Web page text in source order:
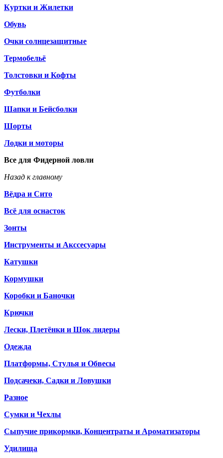
Куртки и Жилетки
Обувь
Очки солнцезащитные
Термобельё
Толстовки и Кофты
Футболки
Шапки и Бейсболки
Шорты
Лодки и моторы
Все для Фидерной ловли
Назад к главному
Вёдра и Сито
Всё для оснасток
Зонты
Инструменты и Акссесуары
Катушки
Кормушки
Коробки и Баночки
Крючки
Лески, Плетёнки и Шок лидеры
Одежда
Платформы, Стулья и Обвесы
Подсачеки, Садки и Ловушки
Разное
Сумки и Чехлы
Сыпучие прикормки, Концентраты и Ароматизаторы
Удилища